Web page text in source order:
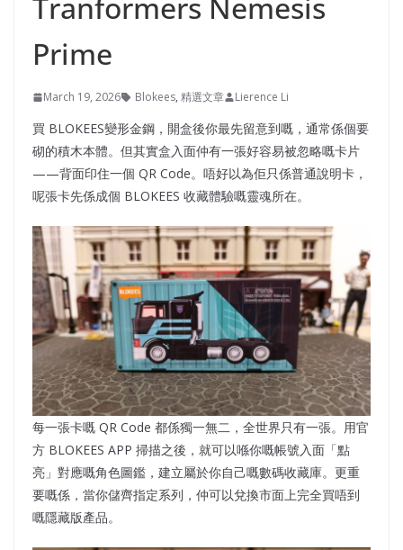
Prime
March 19, 2026 Blokees, 精選文章 Lierence Li
買 BLOKEES變形金鋼，開盒後你最先留意到嘅，通常係個要
砌的積木本體。但其實盒入面仲有一張好容易被忽略嘅卡片
——背面印住一個 QR Code。唔好以為佢只係普通說明卡，
呢張卡先係成個 BLOKEES 收藏體驗嘅靈魂所在。
每一張卡嘅 QR Code 都係獨一無二，全世界只有一張。用官
方 BLOKEES APP 掃描之後，就可以喺你嘅帳號入面「點
亮」對應嘅角色圖鑑，建立屬於你自己嘅數碼收藏庫。更重
要嘅係，當你儲齊指定系列，仲可以兌換市面上完全買唔到
嘅隱藏版產品。